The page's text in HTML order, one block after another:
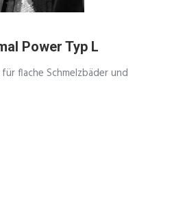
Power Typ L
flache Schmelzbäder und